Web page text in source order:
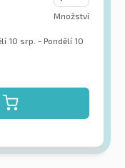
Množství
10 srp. - Pondělí 10